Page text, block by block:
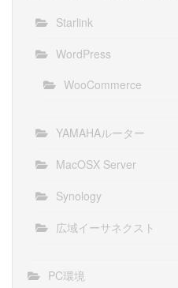
Starlink
WordPress
WooCommerce
YAMAHAルーター
MacOSX Server
Synology
広域イーサネクスト
PC環境